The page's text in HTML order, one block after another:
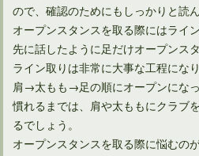
ので、確認のためにもしっかりと読
オープンスタンスを取る際にはライ
先に話したように足だけオープンス
ライン取りは非常に大事な工程になり
肩→太もも→足の順にオープンになっ
慣れるまでは、肩や太ももにクラブ
るでしょう。
オープンスタンスを取る際に悩むの